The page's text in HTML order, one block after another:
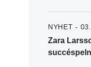
NYHET -
Zara